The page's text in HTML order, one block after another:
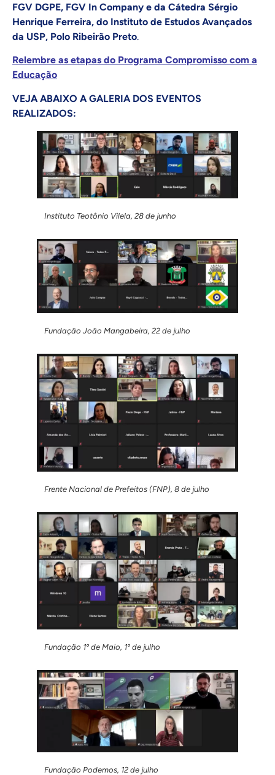
FGV DGPE, FGV In Company e da Cátedra Sérgio
Henrique Ferreira, do Instituto de Estudos Avançados
da USP, Polo Ribeirão Preto.
Relembre as etapas do Programa Compromisso com a
Educação
VEJA ABAIXO A GALERIA DOS EVENTOS
REALIZADOS:
Instituto Teotônio Vilela, 28 de junho
Fundação João Mangabeira, 22 de julho
Frente Nacional de Prefeitos (FNP), 8 de julho
Fundação 1º de Maio, 1º de julho
Fundação Podemos, 12 de julho